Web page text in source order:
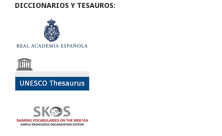
DICCIONARIOS Y TESAUROS: